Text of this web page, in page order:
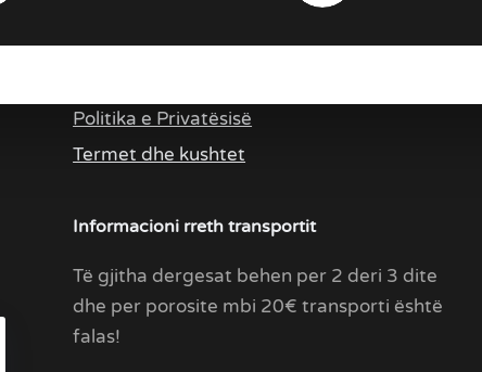
Politika e Privatësisë
Termet dhe kushtet
Informacioni rreth transportit
Të gjitha dergesat behen per 2 deri 3 dite
dhe per porosite mbi 20€ transporti është
falas!